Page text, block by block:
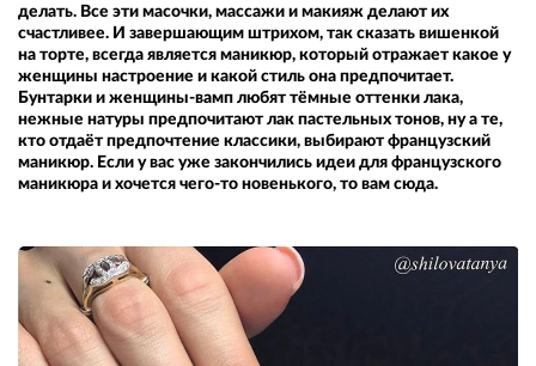
делать. Все эти масочки, массажи и макияж делают их
счастливее. И завершающим штрихом, так сказать вишенкой
на торте, всегда является маникюр, который отражает какое у
женщины настроение и какой стиль она предпочитает.
Бунтарки и женщины-вамп любят тёмные оттенки лака,
нежные натуры предпочитают лак пастельных тонов, ну а те,
кто отдаёт предпочтение классики, выбирают французский
маникюр. Если у вас уже закончились идеи для французского
маникюра и хочется чего-то новенького, то вам сюда.